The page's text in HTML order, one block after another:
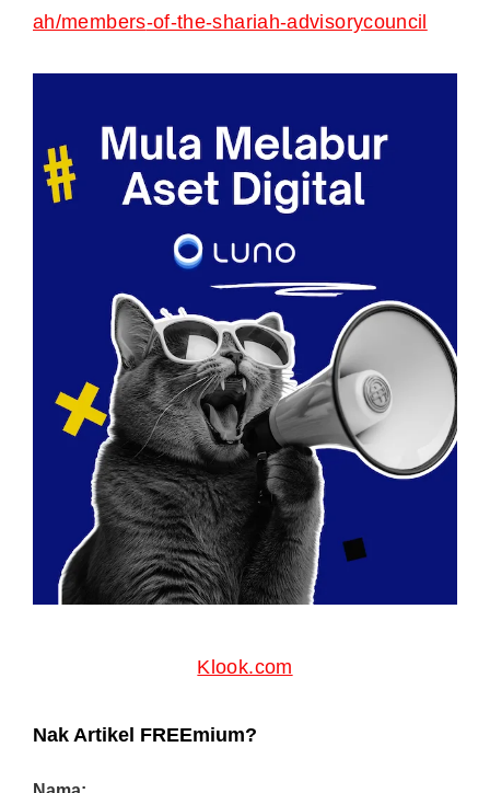
ah/members-of-the-shariah-advisorycouncil
Klook.com
Nak Artikel FREEmium?